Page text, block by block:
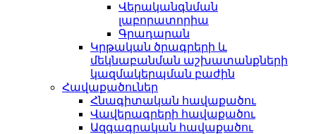
Վերականգնման
լաբորատորիա
Գրադարան
Կրթական ծրագրերի և
մեկնաբանման աշխատանքների
կազմակերպման բաժին
Հավաքածուներ
Հնագիտական հավաքածու
Վավերագրերի հավաքածու
Ազգագրական հավաքածու